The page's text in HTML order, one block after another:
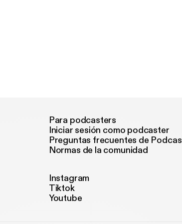
Para podcasters
Iniciar sesión como podcaster
Preguntas frecuentes de
Normas de la comunidad
Instagram
Tiktok
Youtube